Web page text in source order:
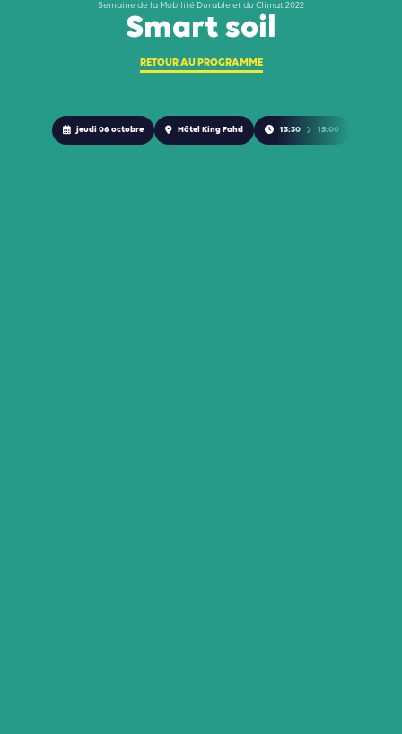
Semaine de la Mobilité Durable et du Climat 2022
Smart soil
RETOUR AU PROGRAMME
jeudi 06 octobre Hôtel King Fahd 13:30 15:00